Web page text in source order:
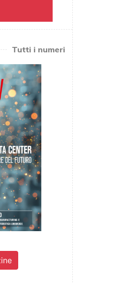
Tutti i numeri